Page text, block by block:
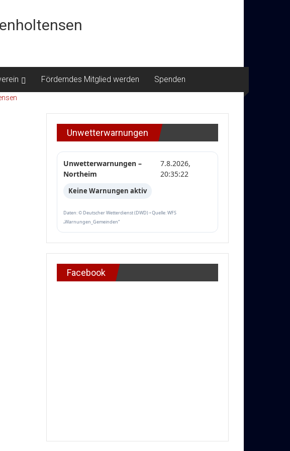
Förderndes Mitglied werden Spenden
Unwetterwarnungen
Unwetterwarnungen –
Northeim
7.8.2026,
20:35:22
Keine Warnungen aktiv
Daten: © Deutscher Wetterdienst (DWD) • Quelle: WFS
„Warnungen_Gemeinden“
Facebook